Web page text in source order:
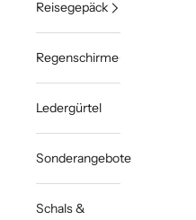
Reisegepäck
Regenschirme
Ledergürtel
Sonderangebote
Schals &